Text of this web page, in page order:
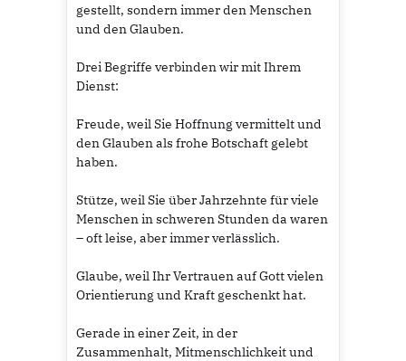
gestellt, sondern immer den Menschen
und den Glauben.
Drei Begriffe verbinden wir mit Ihrem
Dienst:
Freude, weil Sie Hoffnung vermittelt und
den Glauben als frohe Botschaft gelebt
haben.
Stütze, weil Sie über Jahrzehnte für viele
Menschen in schweren Stunden da waren
– oft leise, aber immer verlässlich.
Glaube, weil Ihr Vertrauen auf Gott vielen
Orientierung und Kraft geschenkt hat.
Gerade in einer Zeit, in der
Zusammenhalt, Mitmenschlichkeit und